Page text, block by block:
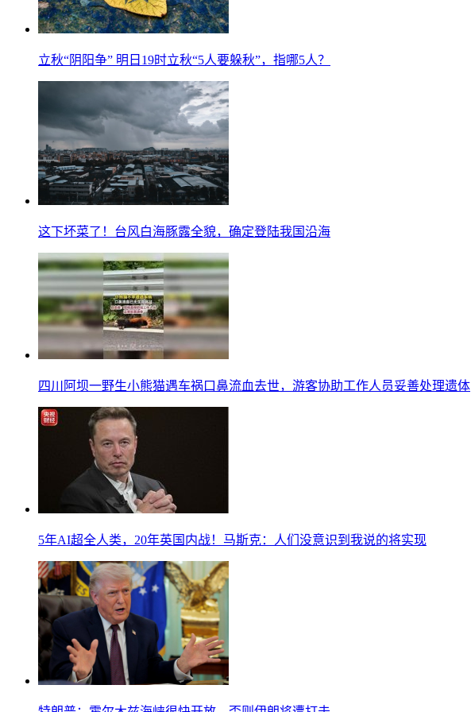
立秋“阴阳争” 明日19时立秋“5人要躲秋”，指哪5人？
这下坏菜了！台风白海豚露全貌，确定登陆我国沿海
四川阿坝一野生小熊猫遇车祸口鼻流血去世，游客协助工作人员妥善处理遗体
5年AI超全人类，20年英国内战！马斯克：人们没意识到我说的将实现